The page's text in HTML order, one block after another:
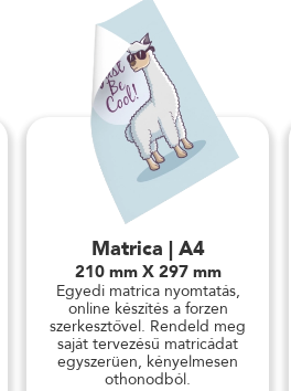
Matrica | A4
210 mm X 297 mm
Egyedi matrica nyomtatás,
online készítés a forzen
szerkesztővel. Rendeld meg
saját tervezésű matricádat
egyszerüen, kényelmesen
othonodból.